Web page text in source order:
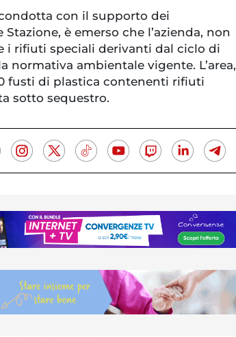
con il supporto dei
è emerso che l’azienda, non
i rifiuti speciali derivanti dal ciclo di
normativa ambientale vigente. L’area,
fusti di plastica contenenti rifiuti
sotto sequestro.